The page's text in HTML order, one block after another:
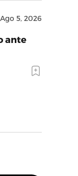
Ago 5, 2026
ante